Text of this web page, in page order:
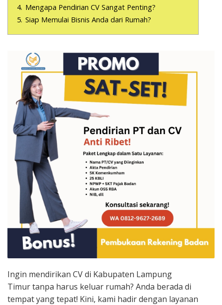
4. Mengapa Pendirian CV Sangat Penting?
5. Siap Memulai Bisnis Anda dari Rumah?
Ingin mendirikan CV di Kabupaten Lampung
Timur tanpa harus keluar rumah? Anda berada di
tempat yang tepat! Kini, kami hadir dengan layanan